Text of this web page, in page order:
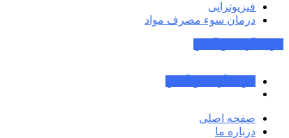
فیزیوتراپی
درمان سوء مصرف مواد
صفحه اصلی
درباره ما